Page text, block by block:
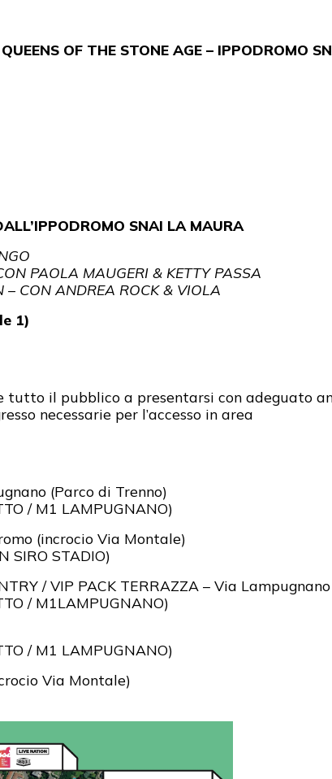
OF THE STONE AGE – IPPODROMO
SNAI LA MAURA
PAOLA MAUGERI & KETTY PASSA
CON ANDREA ROCK & VIOLA
1)
tutto il pubblico a presentarsi con adeguato
necessarie per l’accesso in area
(Parco di Trenno)
/ M1 LAMPUGNANO)
(incrocio Via Montale)
SIRO STADIO)
/ VIP PACK TERRAZZA – Via
/ M1LAMPUGNANO)
/ M1 LAMPUGNANO)
Via Montale)